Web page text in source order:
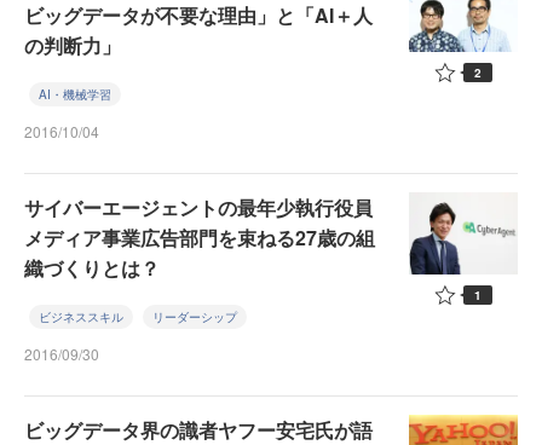
ビッグデータが不要な理由」と「AI＋人
の判断力」
AI・機械学習
2016/10/04
2
サイバーエージェントの最年少執行役員
メディア事業広告部門を束ねる27歳の組
織づくりとは？
ビジネススキル リーダーシップ
2016/09/30
1
ビッグデータ界の識者ヤフー安宅氏が語